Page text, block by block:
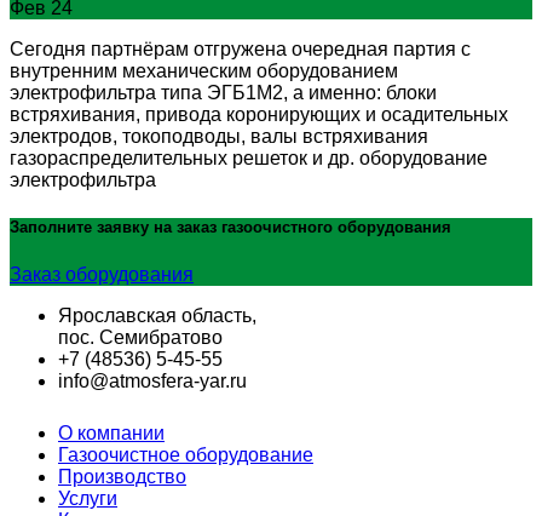
Фев 24
Сегодня партнёрам отгружена очередная партия с
внутренним механическим оборудованием
электрофильтра типа ЭГБ1М2, а именно: блоки
встряхивания, привода коронирующих и осадительных
электродов, токоподводы, валы встряхивания
газораспределительных решеток и др. оборудование
электрофильтра
Заполните заявку на заказ газоочистного оборудования
Заказ оборудования
Ярославская область,
пос. Семибратово
+7 (48536) 5-45-55
info@atmosfera-yar.ru
О компании
Газоочистное оборудование
Производство
Услуги